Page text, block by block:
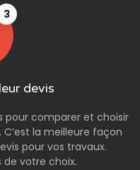
3
devis
pour comparer et choisir
la meilleure façon
pour vos travaux.
de votre choix.